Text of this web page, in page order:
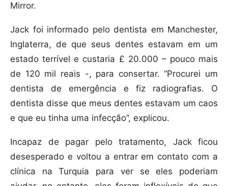
Mirror.
Jack foi informado pelo dentista em Manchester,
Inglaterra, de que seus dentes estavam em um
estado terrível e custaria £ 20.000 – pouco mais
de 120 mil reais -, para consertar. “Procurei um
dentista de emergência e fiz radiografias. O
dentista disse que meus dentes estavam um caos
e que eu tinha uma infecção”, explicou.
Incapaz de pagar pelo tratamento, Jack ficou
desesperado e voltou a entrar em contato com a
clínica na Turquia para ver se eles poderiam